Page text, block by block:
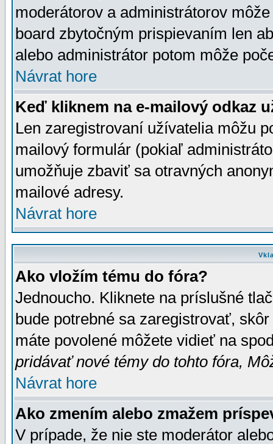
moderátorov a administrátorov
board zbytočným prispievaním len
alebo administrátor potom môže
Návrat hore
Keď kliknem na e-mailový odkaz
Len zaregistrovaní užívatelia môžu
mailový formulár (pokiaľ
umožňuje zbaviť sa otravných
mailové adresy.
Návrat hore
Ako vložím tému do fóra?
Jednoucho. Kliknete na príslušné
bude potrebné sa zaregistrovať,
máte povolené môžete vidieť na
pridávať nové témy do tohto fóra,
Návrat hore
Ako zmením alebo zmažem
V prípade, že nie ste moderátor